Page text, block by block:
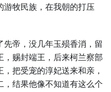
游牧民族，在我朝的打压
帝，没几年玉殒香消，留
赐封端王，后来柯兰察部
把受宠的淳妃送来和亲，
，结果他像不知道有这么个